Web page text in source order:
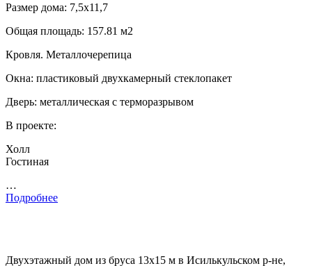
Размер дома: 7,5х11,7
Общая площадь: 157.81 м2
Кровля. Металлочерепица
Окна: пластиковый двухкамерный стеклопакет
Дверь: металлическая с терморазрывом
В проекте:
Холл
Гостиная
…
Подробнее
Двухэтажный дом из бруса 13х15 м в Исилькульском р-не,